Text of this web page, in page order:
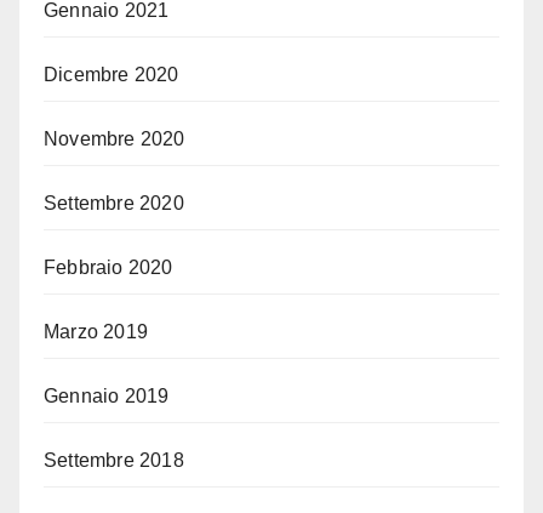
Gennaio 2021
Dicembre 2020
Novembre 2020
Settembre 2020
Febbraio 2020
Marzo 2019
Gennaio 2019
Settembre 2018